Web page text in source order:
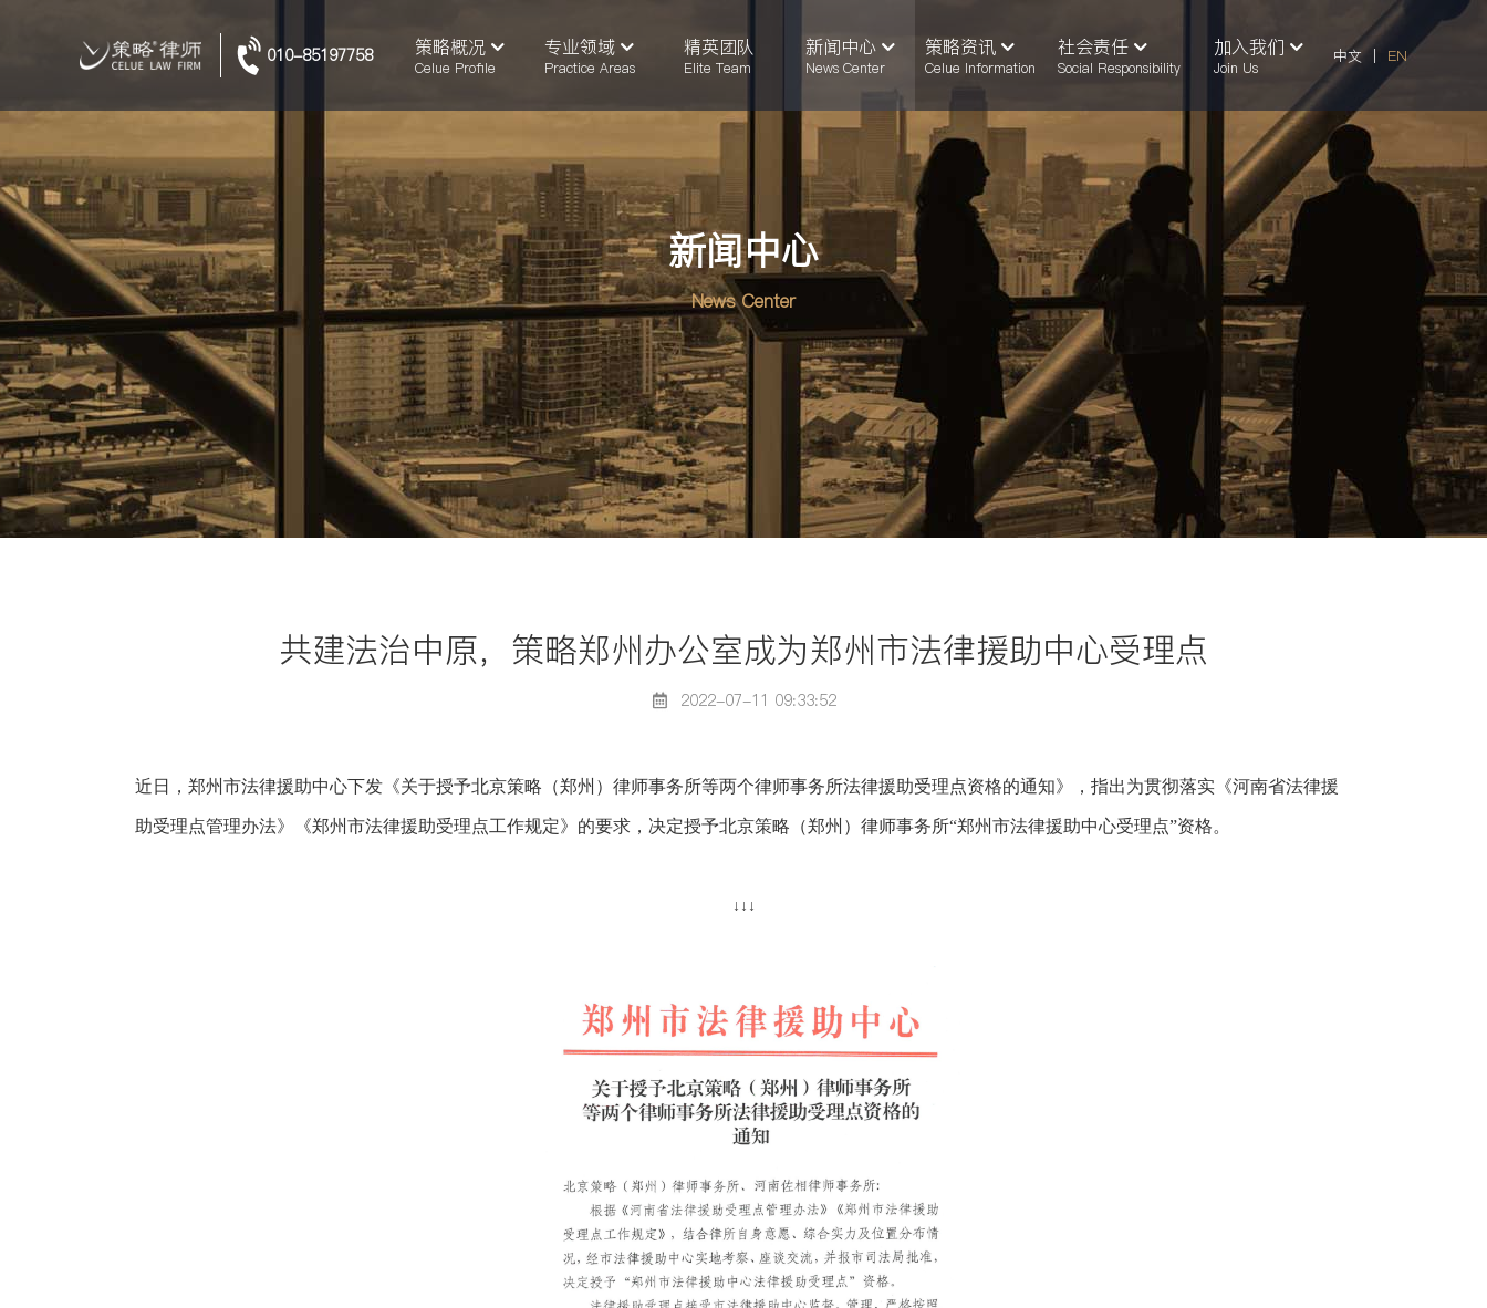
010-85197758 策略概况
Celue Profile
专业领域
Practice Areas
精英团队
Elite Team
新闻中心
News Center
策略资讯
Celue Information
社会责任
Social Responsibility
加入我们
Join Us
中文 | EN
新闻中心
News Center
共建法治中原，策略郑州办公室成为郑州市法律援助中心受理点
2022-07-11 09:33:52
近日，郑州市法律援助中心下发《关于授予北京策略（郑州）律师事务所等两个律师事务所法律援助受理点资格的通知》，指出为贯彻落实《河南省法律援
助受理点管理办法》《郑州市法律援助受理点工作规定》的要求，决定授予北京策略（郑州）律师事务所“郑州市法律援助中心受理点”资格。
↓↓↓